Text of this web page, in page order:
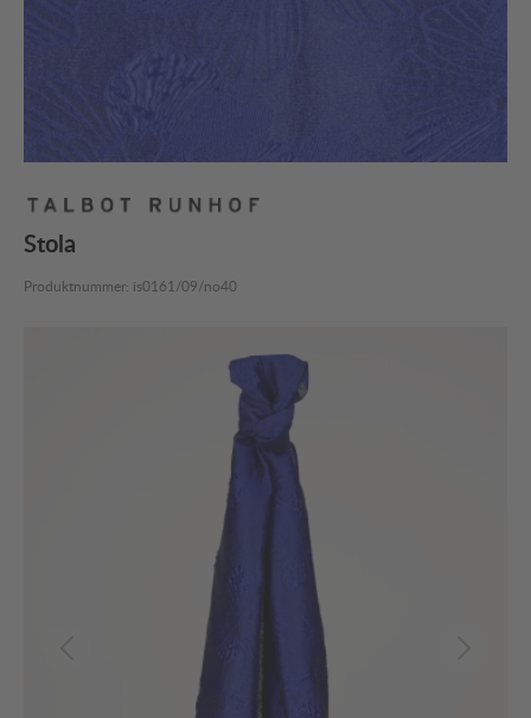
Stola
Produktnummer: is0161/09/no40